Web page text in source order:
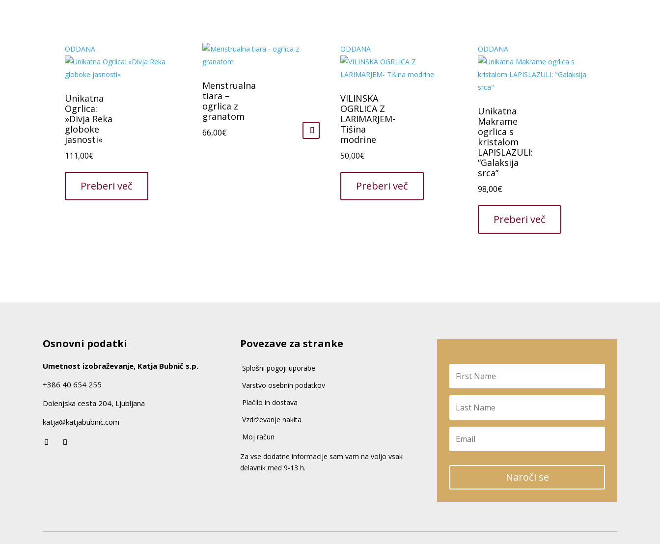
ODDANA
Unikatna
Ogrlica:
»Divja Reka
globoke
jasnosti«
111,00€
Preberi več
Menstrualna
tiara –
ogrlica z
granatom
66,00€
ODDANA
VILINSKA
OGRLICA Z
LARIMARJEM-
Tišina
modrine
50,00€
Preberi več
ODDANA
Unikatna
Makrame
ogrlica s
kristalom
LAPISLAZULI:
“Galaksija
srca”
98,00€
Preberi več
Osnovni podatki
Umetnost izobraževanje, Katja Bubnič s.p.
+386 40 654 255
Dolenjska cesta 204, Ljubljana
katja@katjabubnic.com
Povezave za stranke
Splošni pogoji uporabe
Varstvo osebnih podatkov
Plačilo in dostava
Vzdrževanje nakita
Moj račun
Za vse dodatne informacije sam vam na voljo vsak
delavnik med 9-13 h.
Naroči se